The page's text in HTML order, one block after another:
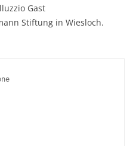
Gast
Stiftung in Wiesloch.